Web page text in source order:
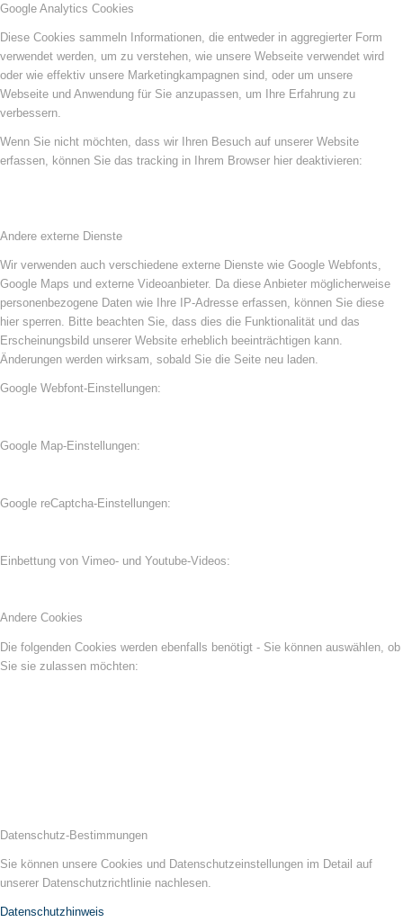
Google Analytics Cookies
Diese Cookies sammeln Informationen, die entweder in aggregierter Form
verwendet werden, um zu verstehen, wie unsere Webseite verwendet wird
oder wie effektiv unsere Marketingkampagnen sind, oder um unsere
Webseite und Anwendung für Sie anzupassen, um Ihre Erfahrung zu
verbessern.
Wenn Sie nicht möchten, dass wir Ihren Besuch auf unserer Website
erfassen, können Sie das tracking in Ihrem Browser hier deaktivieren:
Andere externe Dienste
Wir verwenden auch verschiedene externe Dienste wie Google Webfonts,
Google Maps und externe Videoanbieter. Da diese Anbieter möglicherweise
personenbezogene Daten wie Ihre IP-Adresse erfassen, können Sie diese
hier sperren. Bitte beachten Sie, dass dies die Funktionalität und das
Erscheinungsbild unserer Website erheblich beeinträchtigen kann.
Änderungen werden wirksam, sobald Sie die Seite neu laden.
Google Webfont-Einstellungen:
Google Map-Einstellungen:
Google reCaptcha-Einstellungen:
Einbettung von Vimeo- und Youtube-Videos:
Andere Cookies
Die folgenden Cookies werden ebenfalls benötigt - Sie können auswählen, ob
Sie sie zulassen möchten:
Datenschutz-Bestimmungen
Sie können unsere Cookies und Datenschutzeinstellungen im Detail auf
unserer Datenschutzrichtlinie nachlesen.
Datenschutzhinweis